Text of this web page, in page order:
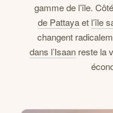
gamme de l’île.
de Pattayaet l’île
changent
dans l’Isaan reste la